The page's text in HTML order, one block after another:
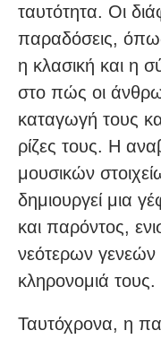
ταυτότητα. Οι
παραδόσεις,
η κλασική και η
στο πώς οι
καταγωγή τους
ρίζες τους. Η
μουσικών
δημιουργεί μια
και παρόντος,
νεότερων γενεών
κληρονομιά τους.
Ταυτόχρονα, η